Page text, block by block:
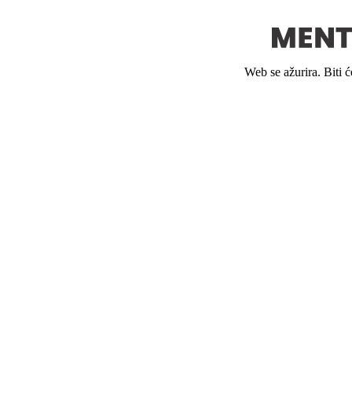
Web se ažurira. Biti